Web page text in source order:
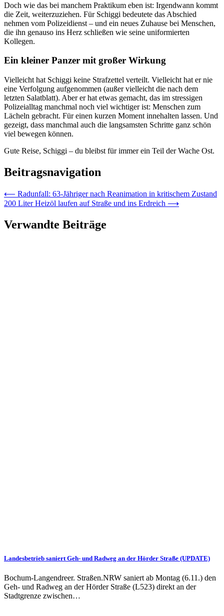
Doch wie das bei manchem Praktikum eben ist: Irgendwann kommt
die Zeit, weiterzuziehen. Für Schiggi bedeutete das Abschied
nehmen vom Polizeidienst – und ein neues Zuhause bei Menschen,
die ihn genauso ins Herz schließen wie seine uniformierten
Kollegen.
Ein kleiner Panzer mit großer Wirkung
Vielleicht hat Schiggi keine Strafzettel verteilt. Vielleicht hat er nie
eine Verfolgung aufgenommen (außer vielleicht die nach dem
letzten Salatblatt). Aber er hat etwas gemacht, das im stressigen
Polizeialltag manchmal noch viel wichtiger ist: Menschen zum
Lächeln gebracht. Für einen kurzen Moment innehalten lassen. Und
gezeigt, dass manchmal auch die langsamsten Schritte ganz schön
viel bewegen können.
Gute Reise, Schiggi – du bleibst für immer ein Teil der Wache Ost.
Beitragsnavigation
⟵ Radunfall: 63-Jähriger nach Reanimation in kritischem Zustand
200 Liter Heizöl laufen auf Straße und ins Erdreich ⟶
Verwandte Beiträge
Landesbetrieb saniert Geh- und Radweg an der Hörder Straße (UPDATE)
Bochum-Langendreer. Straßen.NRW saniert ab Montag (6.11.) den
Geh- und Radweg an der Hörder Straße (L523) direkt an der
Stadtgrenze zwischen…